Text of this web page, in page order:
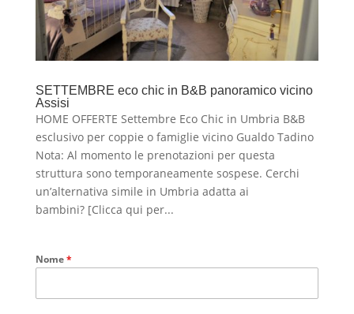
SETTEMBRE eco chic in B&B panoramico vicino
Assisi
HOME OFFERTE Settembre Eco Chic in Umbria B&B
esclusivo per coppie o famiglie vicino Gualdo Tadino
Nota: Al momento le prenotazioni per questa
struttura sono temporaneamente sospese. Cerchi
un’alternativa simile in Umbria adatta ai
bambini? [Clicca qui per...
Nome*